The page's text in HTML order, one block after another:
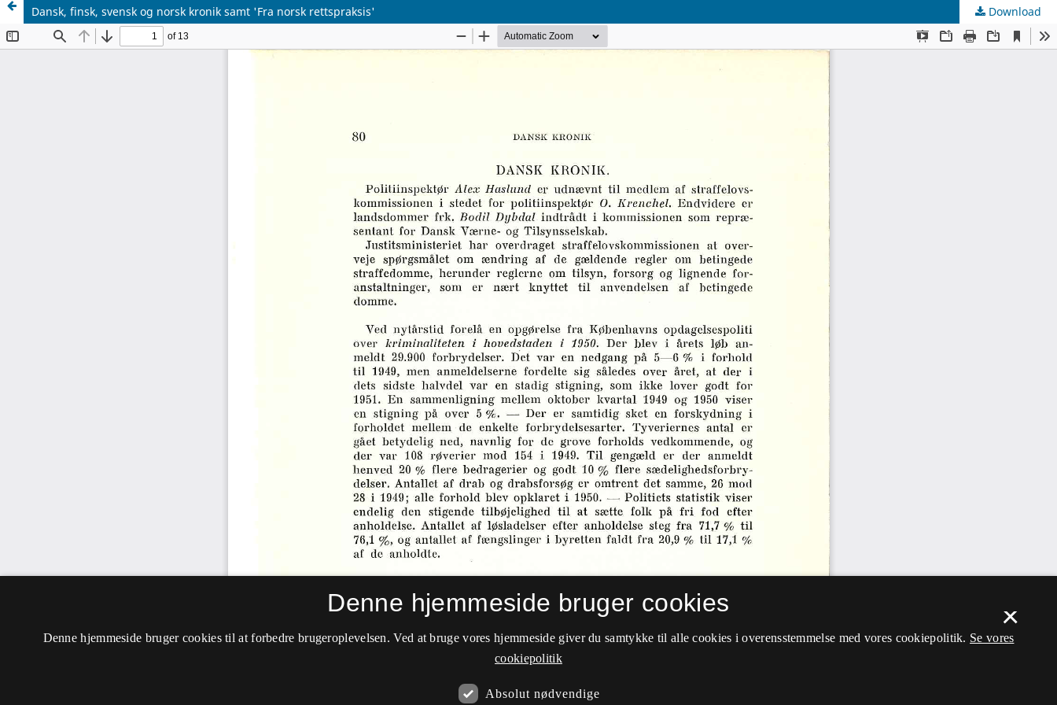
Dansk, finsk, svensk og norsk kronik samt 'Fra norsk rettspraksis' Download
×
Denne hjemmeside bruger cookies
Denne hjemmeside bruger cookies til at forbedre brugeroplevelsen. Ved at bruge vores hjemmeside giver du samtykke til alle cookies i overensstemmelse med vores cookiepolitik. Se vores
cookiepolitik
Absolut nødvendige